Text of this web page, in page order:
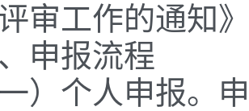
审工作的通知
报流程
个人申报。申